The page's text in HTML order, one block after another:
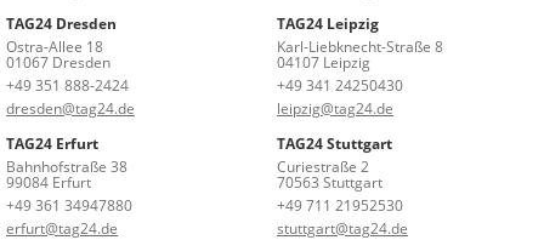
TAG24 Dresden
Ostra-Allee 18
01067 Dresden
+49 351 888-2424
dresden@tag24.de
TAG24 Leipzig
Karl-Liebknecht-Straße 8
04107 Leipzig
+49 341 24250430
leipzig@tag24.de
TAG24 Erfurt
Bahnhofstraße 38
99084 Erfurt
+49 361 34947880
erfurt@tag24.de
TAG24 Stuttgart
Curiestraße 2
70563 Stuttgart
+49 711 21952530
stuttgart@tag24.de